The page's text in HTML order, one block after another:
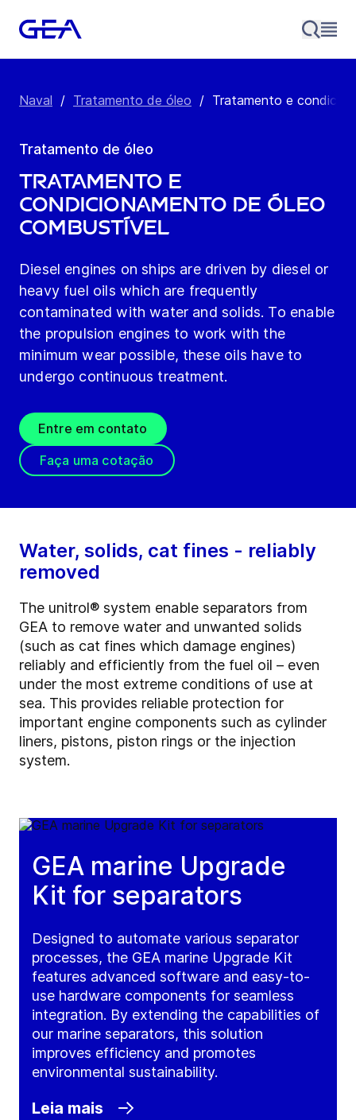
Naval / Tratamento de óleo / Tratamento e
Tratamento de óleo
Tratamento e
condicionamento de óleo
combustível
Diesel engines on ships are driven by diesel or
heavy fuel oils which are frequently
contaminated with water and solids. To enable
the propulsion engines to work with the
minimum wear possible, these oils have to
undergo continuous treatment.
Entre em contato
Faça uma cotação
Water, solids, cat fines - reliably
removed
The unitrol® system enable separators from
GEA to remove water and unwanted solids
(such as cat fines which damage engines)
reliably and efficiently from the fuel oil – even
under the most extreme conditions of use at
sea. This provides reliable protection for
important engine components such as cylinder
liners, pistons, piston rings or the injection
system.
GEA marine Upgrade
Kit for separators
Designed to automate various separator
processes, the GEA marine Upgrade Kit
features advanced software and easy-to-
use hardware components for seamless
integration. By extending the capabilities of
our marine separators, this solution
improves efficiency and promotes
environmental sustainability.
Leia mais